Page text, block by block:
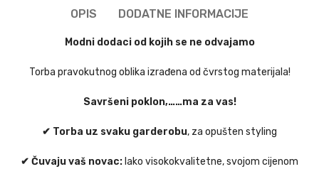
OPIS DODATNE INFORMACIJE
Modni dodaci od kojih se ne odvajamo
Torba pravokutnog oblika izrađena od čvrstog materijala!
Savršeni poklon,……ma za vas!
✔ Torba uz svaku garderobu, za opušten styling
✔ Čuvaju vaš novac: Iako visokokvalitetne, svojom cijenom